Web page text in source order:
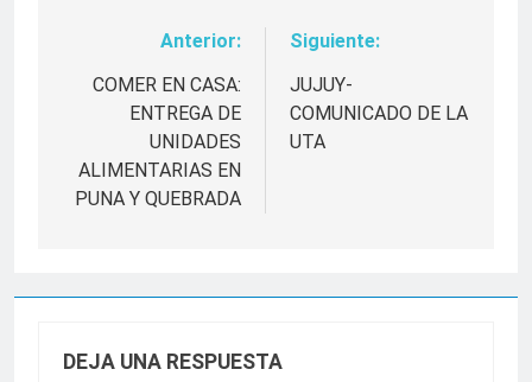
Navegación
entradas
Anterior:
COMER EN CASA:
ENTREGA DE
UNIDADES
ALIMENTARIAS EN
PUNA Y QUEBRADA
Siguiente:
JUJUY-
COMUNICADO DE LA
UTA
DEJA UNA RESPUESTA